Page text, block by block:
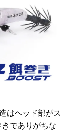
はヘッド部がス
でありがちな